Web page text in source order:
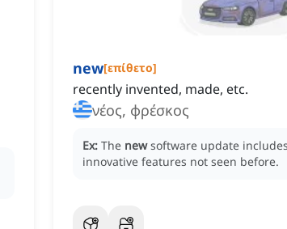
new[επίθετο]
recently invented, made, etc.
νέος, φρέσκος
Ex: The new software update
innovative features not seen before.